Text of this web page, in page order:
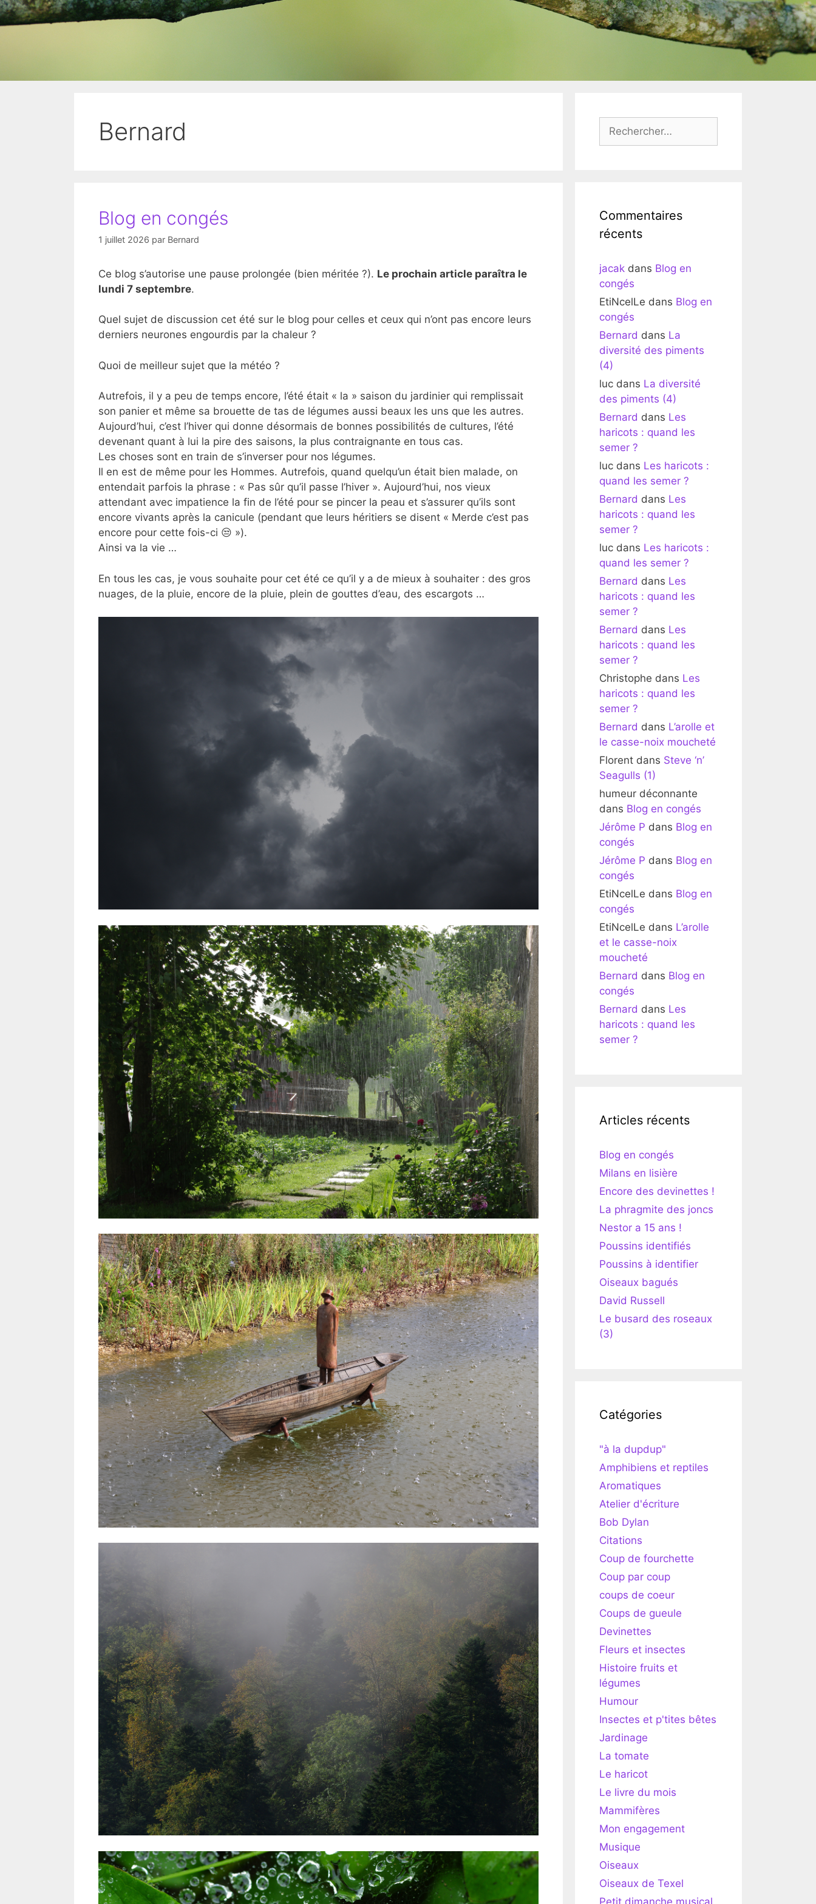
Bernard
Blog en congés
1 juillet 2026 par Bernard
Ce blog s’autorise une pause prolongée (bien méritée ?). Le prochain article paraîtra le
lundi 7 septembre.
Quel sujet de discussion cet été sur le blog pour celles et ceux qui n’ont pas encore leurs
derniers neurones engourdis par la chaleur ?
Quoi de meilleur sujet que la météo ?
Autrefois, il y a peu de temps encore, l’été était « la » saison du jardinier qui remplissait
son panier et même sa brouette de tas de légumes aussi beaux les uns que les autres.
Aujourd’hui, c’est l’hiver qui donne désormais de bonnes possibilités de cultures, l’été
devenant quant à lui la pire des saisons, la plus contraignante en tous cas.
Les choses sont en train de s’inverser pour nos légumes.
Il en est de même pour les Hommes. Autrefois, quand quelqu’un était bien malade, on
entendait parfois la phrase : « Pas sûr qu’il passe l’hiver ». Aujourd’hui, nos vieux
attendant avec impatience la fin de l’été pour se pincer la peau et s’assurer qu’ils sont
encore vivants après la canicule (pendant que leurs héritiers se disent « Merde c’est pas
encore pour cette fois-ci 😒 »).
Ainsi va la vie …
En tous les cas, je vous souhaite pour cet été ce qu’il y a de mieux à souhaiter : des gros
nuages, de la pluie, encore de la pluie, plein de gouttes d’eau, des escargots …
Commentaires
récents
jacak dans Blog en
congés
EtiNcelLe dans Blog en
congés
Bernard dans La
diversité des piments
(4)
luc dans La diversité
des piments (4)
Bernard dans Les
haricots : quand les
semer ?
luc dans Les haricots :
quand les semer ?
Bernard dans Les
haricots : quand les
semer ?
luc dans Les haricots :
quand les semer ?
Bernard dans Les
haricots : quand les
semer ?
Bernard dans Les
haricots : quand les
semer ?
Christophe dans Les
haricots : quand les
semer ?
Bernard dans L’arolle et
le casse-noix moucheté
Florent dans Steve ‘n’
Seagulls (1)
humeur déconnante
dans Blog en congés
Jérôme P dans Blog en
congés
Jérôme P dans Blog en
congés
EtiNcelLe dans Blog en
congés
EtiNcelLe dans L’arolle
et le casse-noix
moucheté
Bernard dans Blog en
congés
Bernard dans Les
haricots : quand les
semer ?
Articles récents
Blog en congés
Milans en lisière
Encore des devinettes !
La phragmite des joncs
Nestor a 15 ans !
Poussins identifiés
Poussins à identifier
Oiseaux bagués
David Russell
Le busard des roseaux
(3)
Catégories
"à la dupdup"
Amphibiens et reptiles
Aromatiques
Atelier d'écriture
Bob Dylan
Citations
Coup de fourchette
Coup par coup
coups de coeur
Coups de gueule
Devinettes
Fleurs et insectes
Histoire fruits et
légumes
Humour
Insectes et p'tites bêtes
Jardinage
La tomate
Le haricot
Le livre du mois
Mammifères
Mon engagement
Musique
Oiseaux
Oiseaux de Texel
Petit dimanche musical